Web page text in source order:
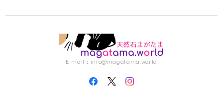
E-mail： info@magatama.world